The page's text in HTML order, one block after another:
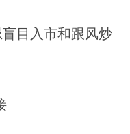
目入市和跟风炒